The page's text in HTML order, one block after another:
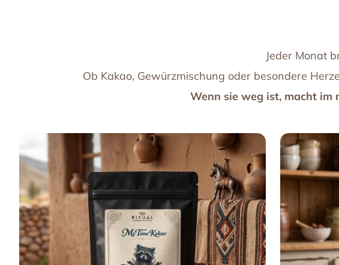
Jeder Monat
Ob Kakao, Gewürzmischung oder besondere
Wenn sie weg ist, macht im